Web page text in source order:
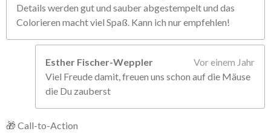
Details werden gut und sauber abgestempelt und das
Colorieren macht viel Spaß. Kann ich nur empfehlen!
Esther Fischer-Weppler
Vor einem Jahr
Viel Freude damit, freuen uns schon auf die Mäuse
die Du zauberst
🎁 Call-to-Action